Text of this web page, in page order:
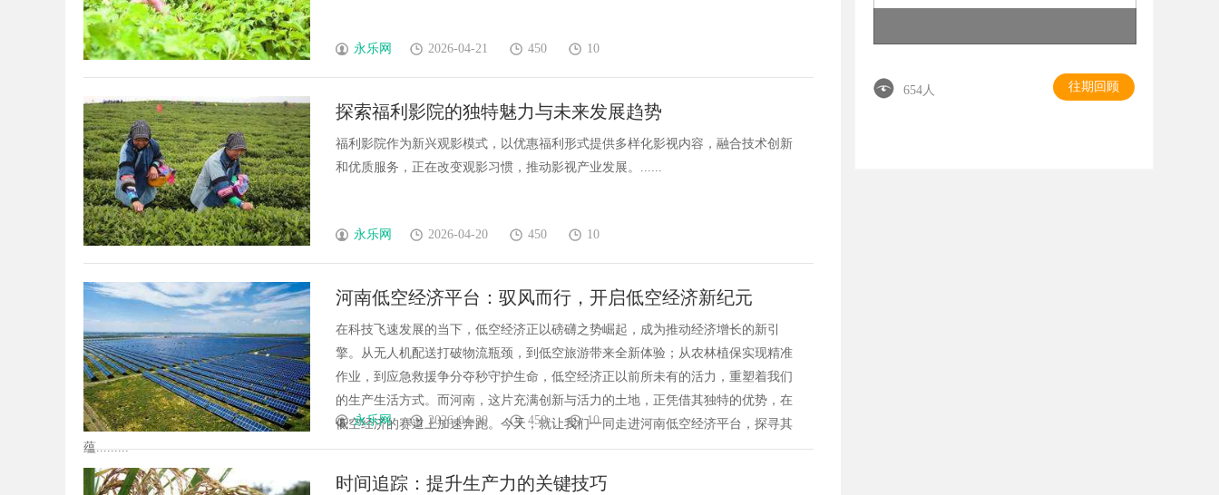
永乐网 2026-04-21 450 10
探索福利影院的独特魅力与未来发展趋势
福利影院作为新兴观影模式，以优惠福利形式提供多样化影视内容，融合技术创新
和优质服务，正在改变观影习惯，推动影视产业发展。......
永乐网 2026-04-20 450 10
河南低空经济平台：驭风而行，开启低空经济新纪元
在科技飞速发展的当下，低空经济正以磅礴之势崛起，成为推动经济增长的新引
擎。从无人机配送打破物流瓶颈，到低空旅游带来全新体验；从农林植保实现精准
作业，到应急救援争分夺秒守护生命，低空经济正以前所未有的活力，重塑着我们
的生产生活方式。而河南，这片充满创新与活力的土地，正凭借其独特的优势，在
低空经济的赛道上加速奔跑。今天，就让我们一同走进河南低空经济平台，探寻其
蕴.........
永乐网 2026-04-20 450 10
时间追踪：提升生产力的关键技巧
654人 往期回顾